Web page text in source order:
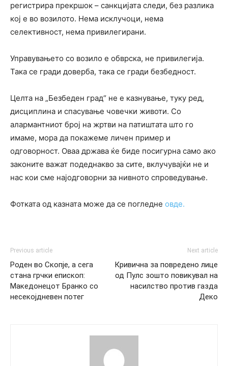
регистрира прекршок – санкцијата следи, без разлика
кој е во возилото. Нема исклучоци, нема
селективност, нема привилегирани.
Управувањето со возило е обврска, не привилегија.
Така се гради доверба, така се гради безбедност.
Целта на „Безбеден град“ не е казнување, туку ред,
дисциплина и спасување човечки животи. Со
алармантниот број на жртви на патиштата што го
имаме, мора да покажеме личен пример и
одговорност. Оваа држава ќе биде посигурна само ако
законите важат подеднакво за сите, вклучувајќи не и
нас кои сме најодговорни за нивното спроведување.
Фотката од казната може да се погледне овде.
Previous article
Роден во Скопје, а сега
стана грчки епископ:
Македонецот Бранко со
несекојдневен потег
Next article
Кривична за повредено лице
од Пулс зошто повикувал на
насилство против газда
Деко